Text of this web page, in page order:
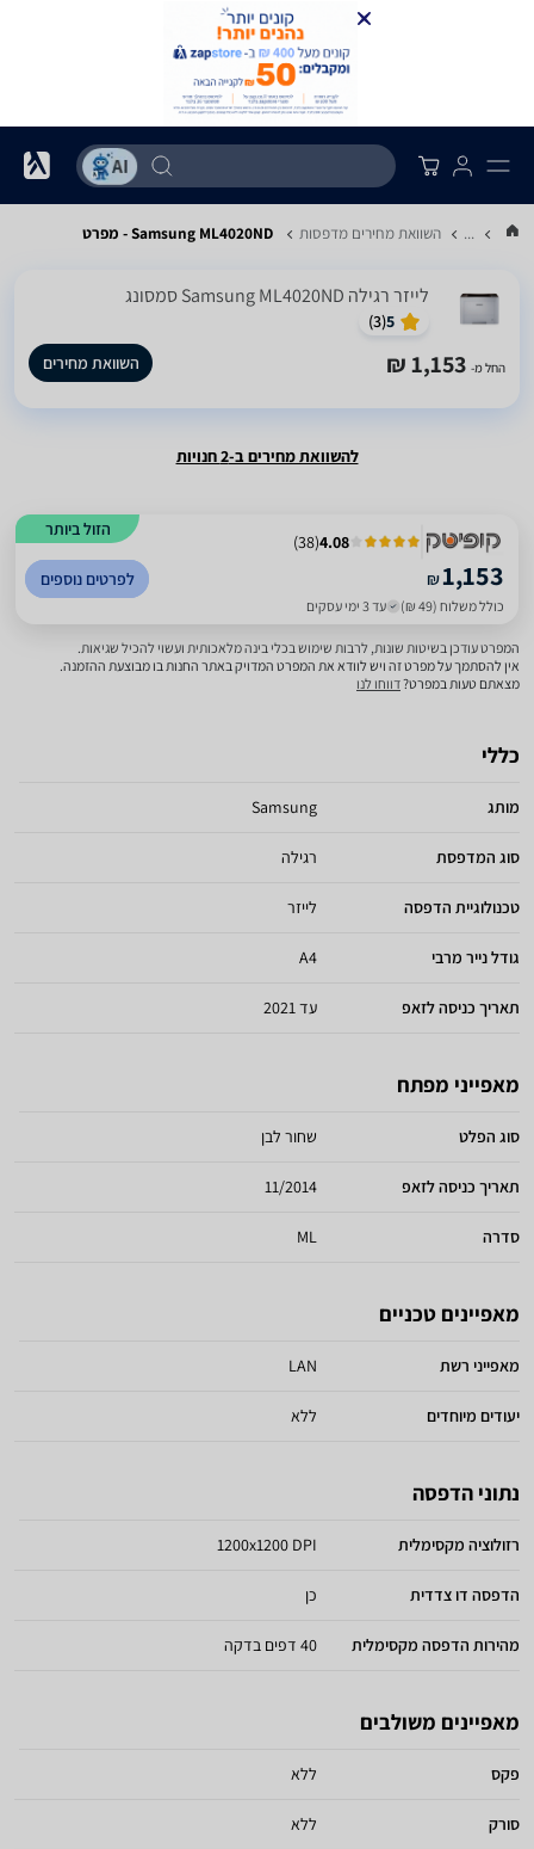
... השוואת מחירים מדפסות Samsung ML4020ND - מפרט
‏לייזר ‏רגילה Samsung ML4020ND סמסונג
5
(
3
)
החל מ- 1,153 ₪ השוואת מחירים
להשוואת מחירים ב-2 חנויות
הזול ביותר
4.08
(
38
)
₪1,153
כולל משלוח (49 ₪) עד 3 ימי עסקים
לפרטים נוספים
המפרט עודכן בשיטות שונות, לרבות שימוש בכלי בינה מלאכותית ועשוי להכיל שגיאות.
אין להסתמך על מפרט זה ויש לוודא את המפרט המדויק באתר החנות בו מבוצעת ההזמנה.
מצאתם טעות במפרט?דווחו לנו
כללי
מותג Samsung
סוג המדפסת רגילה
טכנולוגיית הדפסה לייזר
גודל נייר מרבי A4
תאריך כניסה לזאפ עד 2021
מאפייני מפתח
סוג הפלט שחור לבן
תאריך כניסה לזאפ 11/2014
סדרה ML
מאפיינים טכניים
מאפייני רשת LAN
יעודים מיוחדים ללא
נתוני הדפסה
רזולוציה מקסימלית 1200x1200 DPI
הדפסה דו צדדית כן
מהירות הדפסה מקסימלית 40 דפים בדקה
מאפיינים משולבים
פקס ללא
סורק ללא